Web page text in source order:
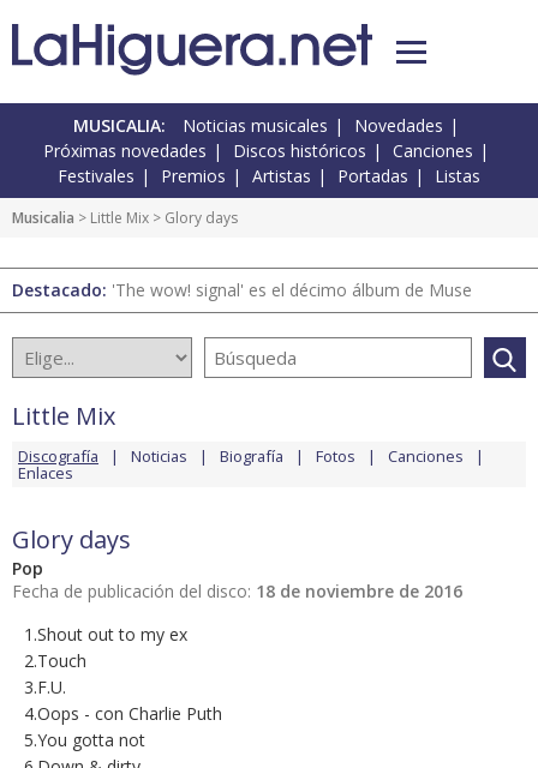
MUSICALIA: Noticias musicales
Novedades
Próximas novedades
Discos históricos
Canciones
Festivales
Premios Artistas Portadas Listas
Musicalia > Little Mix > Glory days
Destacado: 'The wow! signal' es el décimo álbum de Muse
Little Mix
Discografía Noticias Biografía Fotos Canciones
Enlaces
Glory days
Pop
Fecha de publicación del disco: 18 de noviembre de 2016
1.Shout out to my ex
2.Touch
3.F.U.
4.Oops - con Charlie Puth
5.You gotta not